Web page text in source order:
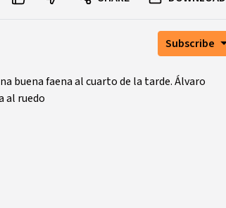
Subscribe
buena faena al cuarto de la tarde. Álvaro
al ruedo